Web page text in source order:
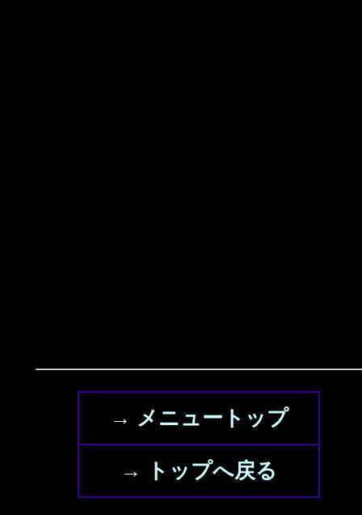
→ メニュートップ
→ トップへ戻る